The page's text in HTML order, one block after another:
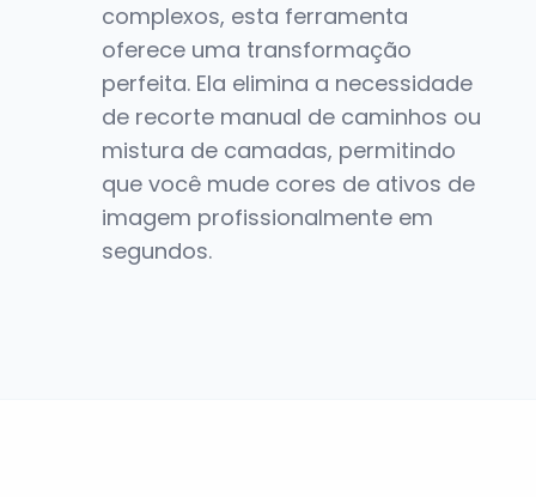
complexos, esta ferramenta
oferece uma transformação
perfeita. Ela elimina a necessidade
de recorte manual de caminhos ou
mistura de camadas, permitindo
que você mude cores de ativos de
imagem profissionalmente em
segundos.